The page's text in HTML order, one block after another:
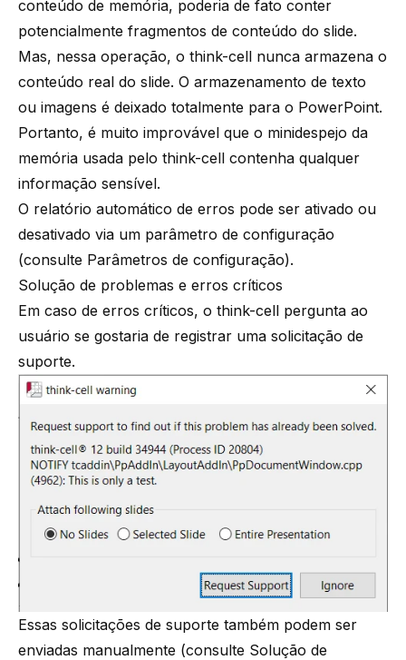
conteúdo de memória, poderia de fato conter
potencialmente fragmentos de conteúdo do slide.
Mas, nessa operação, o think-cell nunca armazena o
conteúdo real do slide. O armazenamento de texto
ou imagens é deixado totalmente para o PowerPoint.
Portanto, é muito improvável que o minidespejo da
memória usada pelo think-cell contenha qualquer
informação sensível.
O relatório automático de erros pode ser ativado ou
desativado via um parâmetro de configuração
(consulte Parâmetros de configuração).
Solução de problemas e erros críticos
Em caso de erros críticos, o think-cell pergunta ao
usuário se gostaria de registrar uma solicitação de
suporte.
Essas solicitações de suporte também podem ser
enviadas manualmente (consulte Solução de